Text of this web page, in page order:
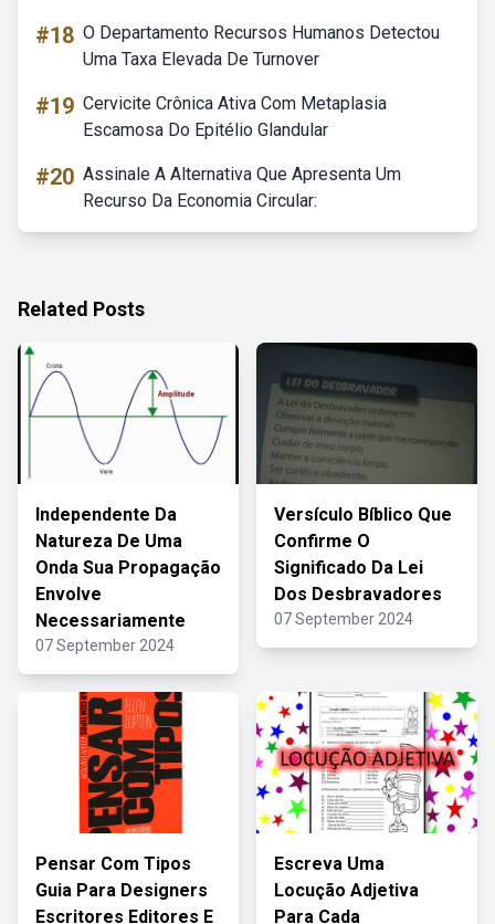
#18 O Departamento Recursos Humanos Detectou
Uma Taxa Elevada De Turnover
#19 Cervicite Crônica Ativa Com Metaplasia
Escamosa Do Epitélio Glandular
#20 Assinale A Alternativa Que Apresenta Um
Recurso Da Economia Circular:
Related Posts
Independente Da
Natureza De Uma
Onda Sua Propagação
Envolve
Necessariamente
07 September 2024
Versículo Bíblico Que
Confirme O
Significado Da Lei
Dos Desbravadores
07 September 2024
Pensar Com Tipos
Guia Para Designers
Escritores Editores E
Escreva Uma
Locução Adjetiva
Para Cada